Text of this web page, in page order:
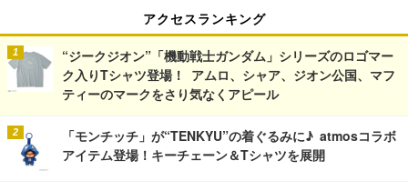
アクセスランキング
“ジークジオン”「機動戦士ガンダム」シリーズのロゴマー
ク入りTシャツ登場！ アムロ、シャア、ジオン公国、マフ
ティーのマークをさり気なくアピール
「モンチッチ」が“TENKYU”の着ぐるみに♪ atmosコラボ
アイテム登場！キーチェーン＆Tシャツを展開